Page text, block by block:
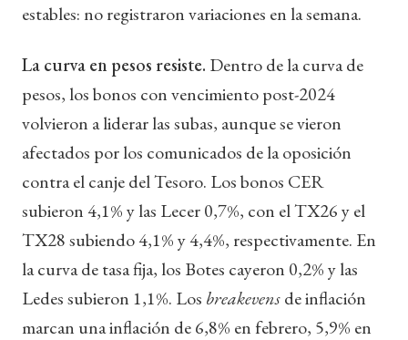
estables: no registraron variaciones en la semana.
La curva en pesos resiste. Dentro de la curva de
pesos, los bonos con vencimiento post-2024
volvieron a liderar las subas, aunque se vieron
afectados por los comunicados de la oposición
contra el canje del Tesoro. Los bonos CER
subieron 4,1% y las Lecer 0,7%, con el TX26 y el
TX28 subiendo 4,1% y 4,4%, respectivamente. En
la curva de tasa fija, los Botes cayeron 0,2% y las
Ledes subieron 1,1%. Los breakevensde inflación
marcan una inflación de 6,8% en febrero, 5,9% en